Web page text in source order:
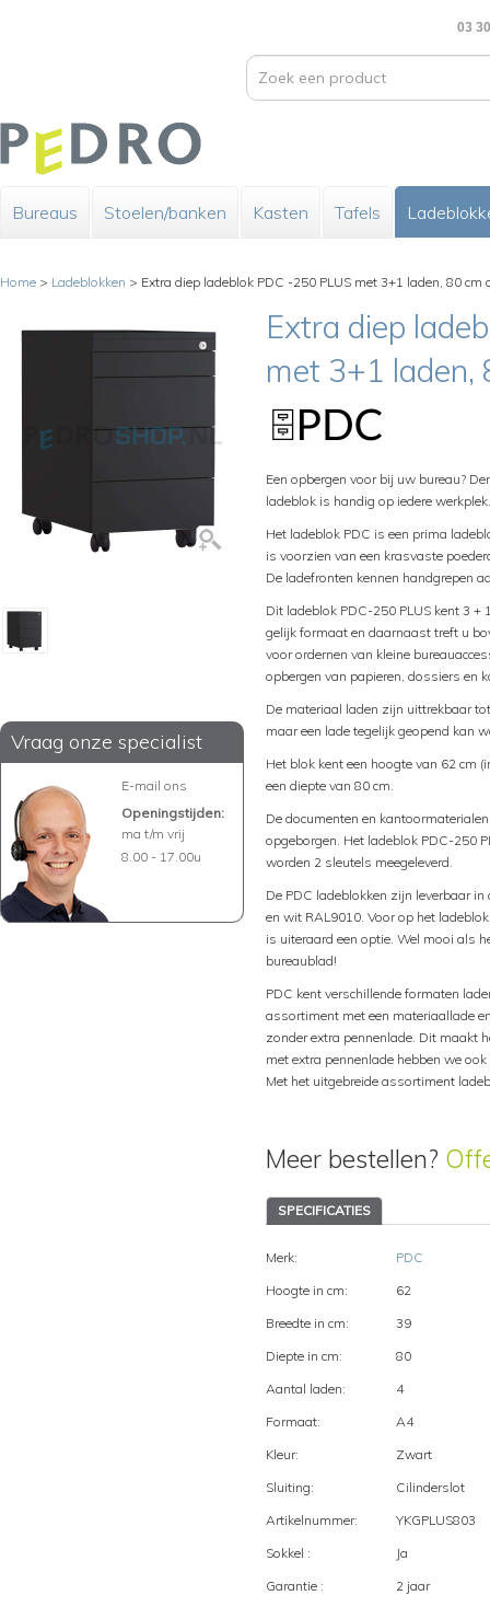
03
Bureaus Stoelen/banken Kasten Tafels
Home > Ladeblokken > Extra diep ladeblok PDC -250 PLUS met 3+1 laden, 80 cm
Vraag onze specialist
E-mail ons
Openingstijden:
ma t/m vrij
8.00 - 17.00u
Extra diep
met 3+1 laden,
Een opbergen voor bij uw bureau?
ladeblok is handig op iedere werkplek.
Het ladeblok PDC is een prima
is voorzien van een krasvaste
De ladefronten kennen handgrepen
Dit ladeblok PDC-250 PLUS kent 3
gelijk formaat en daarnaast treft u
voor ordernen van kleine
opbergen van papieren, dossiers en
De materiaal laden zijn uittrekbaar
maar een lade tegelijk geopend kan
Het blok kent een hoogte van 62 cm
een diepte van 80 cm.
De documenten en
opgeborgen. Het ladeblok PDC-250
worden 2 sleutels meegeleverd.
De PDC ladeblokken zijn leverbaar
en wit RAL9010. Voor op het
is uiteraard een optie. Wel mooi als
bureaublad!
PDC kent verschillende formaten
assortiment met een materiaallade
zonder extra pennenlade. Dit maakt
met extra pennenlade hebben we
Met het uitgebreide assortiment
Meer bestellen?
SPECIFICATIES
Merk:
PDC
Hoogte in cm:
62
Breedte in cm:
39
Diepte in cm:
80
Aantal laden:
4
Formaat:
A4
Kleur:
Zwart
Sluiting:
Cilinderslot
Artikelnummer:
YKGPLUS803
Sokkel :
Ja
Garantie :
2 jaar